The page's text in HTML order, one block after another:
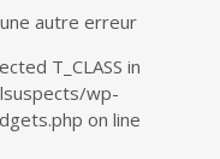
autre erreur
T_CLASS in
wp-
on line